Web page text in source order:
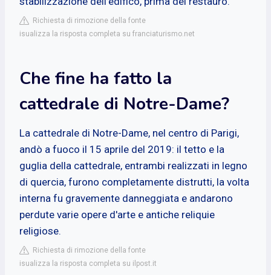
Richiesta di rimozione della fonte
isualizza la risposta completa su franciaturismo.net
Che fine ha fatto la
cattedrale di Notre-Dame?
La cattedrale di Notre-Dame, nel centro di Parigi,
andò a fuoco il 15 aprile del 2019: il tetto e la
guglia della cattedrale, entrambi realizzati in legno
di quercia, furono completamente distrutti, la volta
interna fu gravemente danneggiata e andarono
perdute varie opere d'arte e antiche reliquie
religiose.
Richiesta di rimozione della fonte
isualizza la risposta completa su ilpost.it